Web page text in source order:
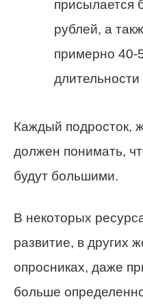
присылается
рублей, а
примерно 40-
Каждый подросток,
должен понимать,
будут большими.
В некоторых
развитие, в других
опросниках, даже
больше